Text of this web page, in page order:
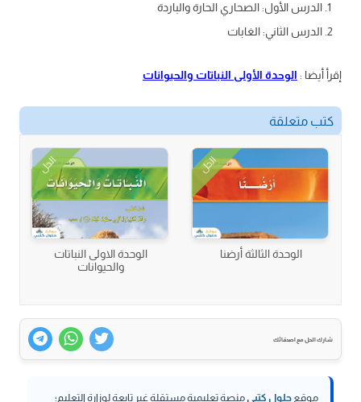
الدرس الأول: الصحاري الحارة والباردة
الدرس الثاني: الغابات
إقرأ أيضا : الوحدة الأولى النباتات والحيوانات
كتب متعلقة
الحل
الوحدة الثالثة أرضنا
الحل
الوحدة الاولى النباتات
والحيوانات
شارك الحل مع اصدقائك
موقع حلول كتبيمنصة تعليمية مستقلة غير تابعة لوزارة التعليم؛